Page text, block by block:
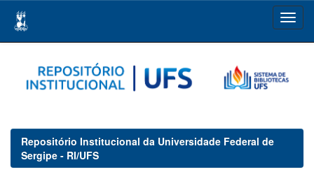
navigation
Repositório Institucional da Universidade Federal de
Sergipe - RI/UFS